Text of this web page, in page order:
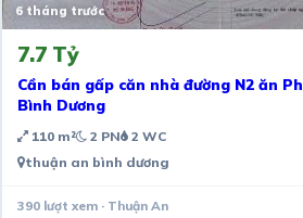
6 tháng trước
7.7 Tỷ
Cần bán gấp căn nhà đường N2 ăn
Bình Dương
110 m² 2 PN 2 WC
thuận an bình dương
390 lượt xem · Thuận An